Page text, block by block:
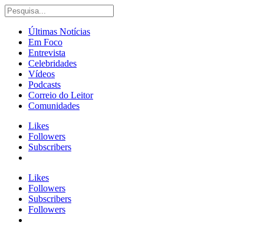
Últimas Notícias
Em Foco
Entrevista
Celebridades
Vídeos
Podcasts
Correio do Leitor
Comunidades
Likes
Followers
Subscribers
Likes
Followers
Subscribers
Followers